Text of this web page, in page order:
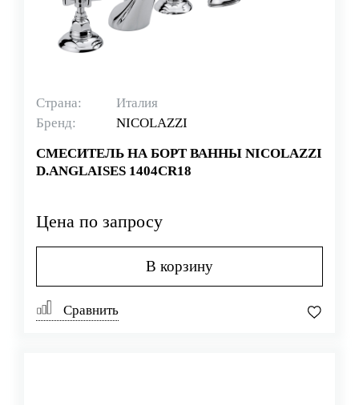
Страна:
Италия
Бренд:
NICOLAZZI
СМЕСИТЕЛЬ НА БОРТ ВАННЫ NICOLAZZI
D.ANGLAISES 1404CR18
Цена по запросу
В корзину
Сравнить